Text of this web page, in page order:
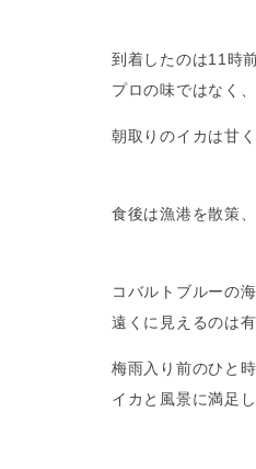
到着したのは11時
プロの味ではなく
朝取りのイカは甘
食後は漁港を散策
コバルトブルーの
遠くに見えるのは
梅雨入り前のひと
イカと風景に満足